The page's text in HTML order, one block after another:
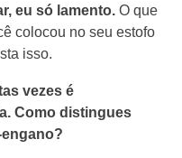
eu só lamento. O que
colocou no seu estofo
isso.
vezes é
Como distingues